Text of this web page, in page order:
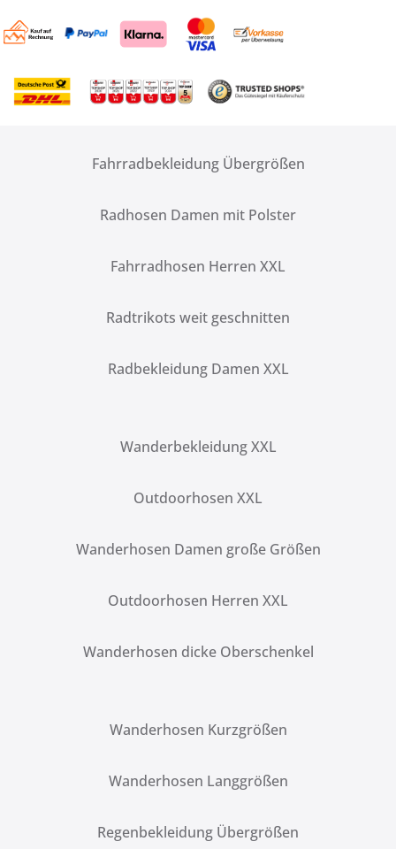
Fahrradbekleidung Übergrößen
Radhosen Damen mit Polster
Fahrradhosen Herren XXL
Radtrikots weit geschnitten
Radbekleidung Damen XXL
Wanderbekleidung XXL
Outdoorhosen XXL
Wanderhosen Damen große Größen
Outdoorhosen Herren XXL
Wanderhosen dicke Oberschenkel
Wanderhosen Kurzgrößen
Wanderhosen Langgrößen
Regenbekleidung Übergrößen